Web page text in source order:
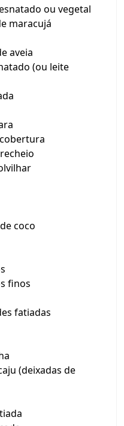
ou vegetal
maracujá
aveia
(ou leite
coco
finos
fatiadas
(deixadas de